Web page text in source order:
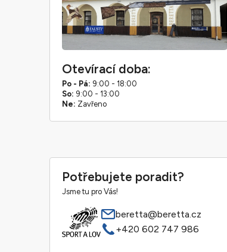
Otevírací doba:
Po - Pá: 9:00 - 18:00
So: 9:00 - 13:00
Ne: Zavřeno
Potřebujete poradit?
Jsme tu pro Vás!
beretta@beretta.cz
+420 602 747 986